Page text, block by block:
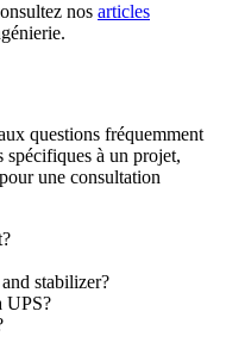
nos articles
questions fréquemment
spécifiques à un projet,
une consultation
stabilizer?
UPS?